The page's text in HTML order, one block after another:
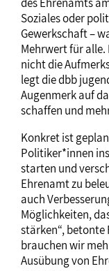
Soziales oder
Gewerkschaft –
Mehrwert für
nicht die
legt die dbb
Augenmerk auf
schaffen und
Konkret ist
Politiker*innen
starten und
Ehrenamt zu
auch
Möglichkeiten,
stärken“, betonte
brauchen wir
Ausübung von